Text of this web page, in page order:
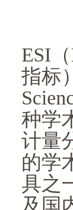
ESI
指标
种学
计量
的学
具之
及国